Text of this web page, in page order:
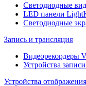
Светодиодные
LED панели
Светодиодные
Запись и трансляция
Видеорекордеры
Устройства
Устройства отображения